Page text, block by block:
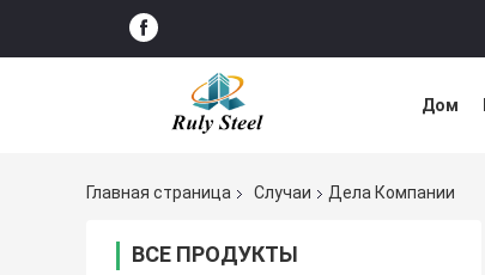
Дом
Главная страница
Случаи Дела Компании
ВСЕ ПРОДУКТЫ